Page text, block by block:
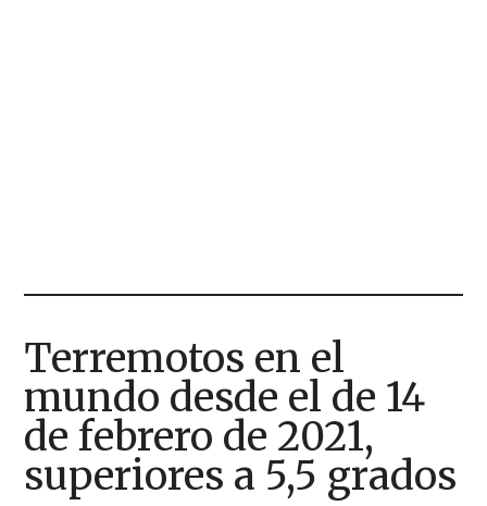
Terremotos en el
mundo desde el de 14
de febrero de 2021,
superiores a 5,5 grados